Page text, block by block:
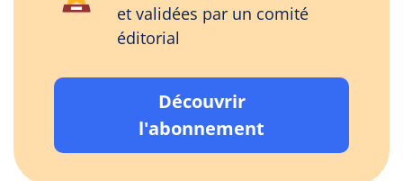
et validées par un comité
éditorial
Découvrir
l'abonnement